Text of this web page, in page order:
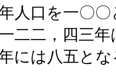
人口を一〇
二二，四三
には八五とな